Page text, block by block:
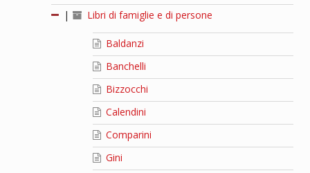
|
Libri di famiglie e di persone
Baldanzi
Banchelli
Bizzocchi
Calendini
Comparini
Gini